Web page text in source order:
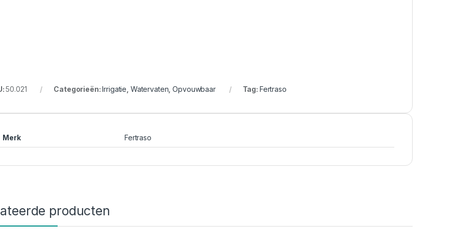
50.021 Categorieën:Irrigatie Watervaten ,Opvouwbaar Tag: Fertraso
Merk Fertraso
producten